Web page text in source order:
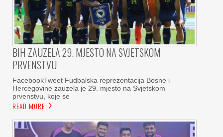
BIH ZAUZELA 29. MJESTO NA SVJETSKOM
PRVENSTVU
FacebookTweet Fudbalska reprezentacija Bosne i
Hercegovine zauzela je 29. mjesto na Svjetskom
prvenstvu, koje se
READ MORE